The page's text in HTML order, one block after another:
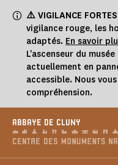
⚠️ VIGILANCE
vigilance rouge, les
adaptés. En savoir
L'ascenseur du
actuellement en
accessible. Nous
compréhension.
ABBAYE DE CLUNY